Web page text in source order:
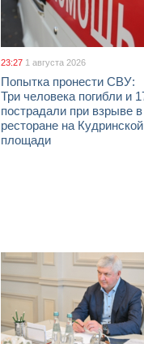
23:27 1 августа 2026
Попытка пронести СВУ:
Три человека погибли и
пострадали при взрыве в
ресторане на Кудринской
площади